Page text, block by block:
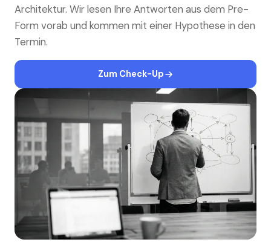
Architektur. Wir lesen Ihre Antworten aus dem Pre-
Form vorab und kommen mit einer Hypothese in den
Termin.
Zum Check-Up